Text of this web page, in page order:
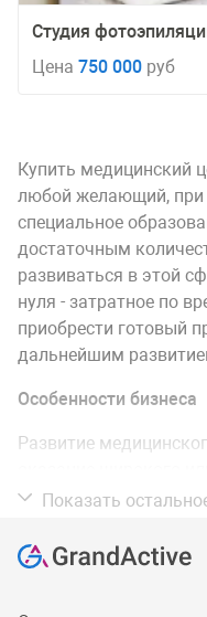
Студия
Цена 750 000 руб
Купить медицинский
любой желающий, при
специальное
достаточным
развиваться в этой
нуля - затратное по
приобрести готовый
дальнейшим
Особенности бизнеса
Развитие
спектра лечебных
Министерством
Показать